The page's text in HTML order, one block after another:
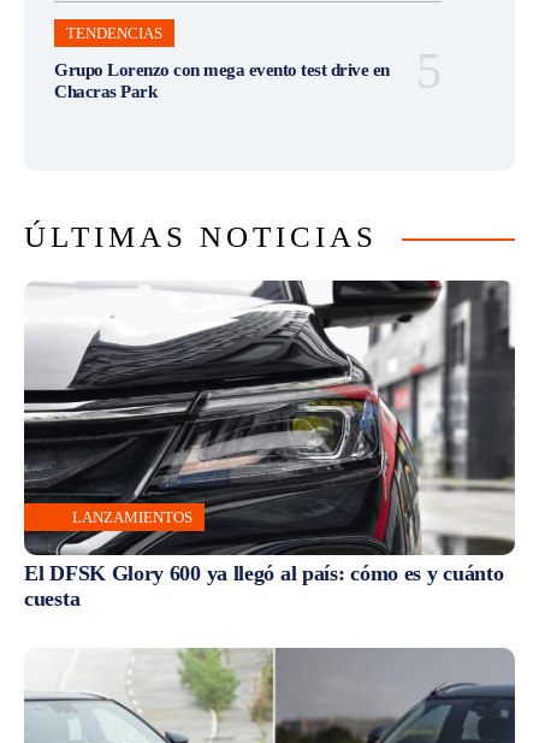
TENDENCIAS
Grupo Lorenzo con mega evento test drive en
Chacras Park
ÚLTIMAS NOTICIAS
LANZAMIENTOS
El DFSK Glory 600 ya llegó al país: cómo es y cuánto
cuesta